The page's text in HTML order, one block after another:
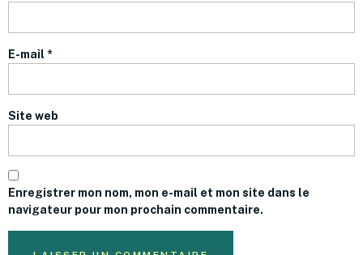
E-mail *
Site web
Enregistrer mon nom, mon e-mail et mon site dans le
navigateur pour mon prochain commentaire.